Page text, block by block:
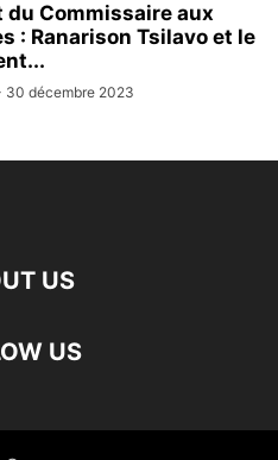
du Commissaire aux
: Ranarison Tsilavo et le
30 décembre 2023
US
US